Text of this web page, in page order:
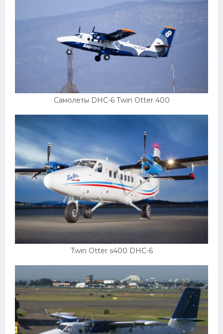
Самолеты DHC-6 Twin Otter 400
Twin Otter s400 DHC-6